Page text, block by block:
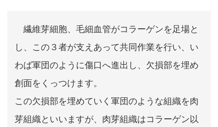
繊維芽細胞、毛細血管がコラーゲンを足場と
し、この３者が支えあって共同作業を行い、い
わば軍団のように傷口へ進出し、欠損部を埋め
創面をくっつけます。
この欠損部を埋めていく軍団のような組織を肉
芽組織といいますが、肉芽組織はコラーゲン以